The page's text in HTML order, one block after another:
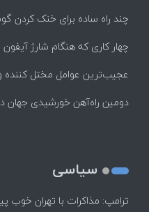
چند راه‌ ساده برای خنک کردن
چهار کاری که هنگام شارژ آیفون
عجیب‌ترین عوامل مختل کننده
دومین راه‌آهن خورشیدی جهان
سیاسی
ترامپ: مذاکرات با تهران خوب